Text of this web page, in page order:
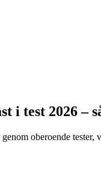
i test 2026 –
oberoende tester,